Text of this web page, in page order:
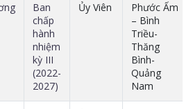
Ban
chấp
hành
nhiệm
kỳ III
(2022-
2027)
Ủy Viên
Phước Ấm
– Bình
Triều-
Thăng
Bình-
Quảng
Nam